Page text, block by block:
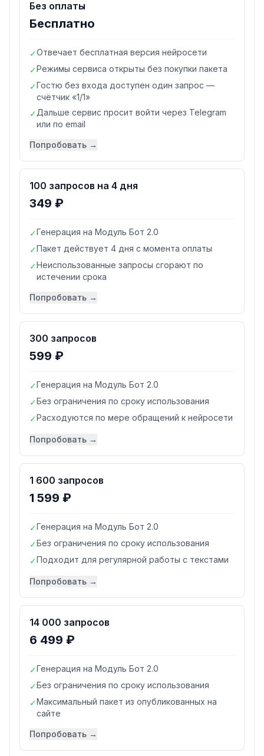
Без оплаты
Бесплатно
✓Отвечает бесплатная версия нейросети
✓Режимы сервиса открыты без покупки пакета
✓Гостю без входа доступен один запрос —
счётчик «1/1»
✓Дальше сервис просит войти через Telegram
или по email
Попробовать →
100 запросов на 4 дня
349 ₽
✓Генерация на Модуль Бот 2.0
✓Пакет действует 4 дня с момента оплаты
✓Неиспользованные запросы сгорают по
истечении срока
Попробовать →
300 запросов
599 ₽
✓Генерация на Модуль Бот 2.0
✓Без ограничения по сроку использования
✓Расходуются по мере обращений к нейросети
Попробовать →
1 600 запросов
1 599 ₽
✓Генерация на Модуль Бот 2.0
✓Без ограничения по сроку использования
✓Подходит для регулярной работы с текстами
Попробовать →
14 000 запросов
6 499 ₽
✓Генерация на Модуль Бот 2.0
✓Без ограничения по сроку использования
✓Максимальный пакет из опубликованных на
сайте
Попробовать →